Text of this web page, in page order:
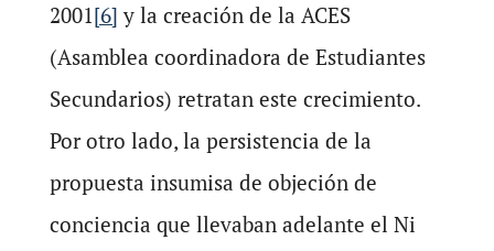
2001[6] y la creación de la ACES
(Asamblea coordinadora de Estudiantes
Secundarios) retratan este crecimiento.
Por otro lado, la persistencia de la
propuesta insumisa de objeción de
conciencia que llevaban adelante el Ni